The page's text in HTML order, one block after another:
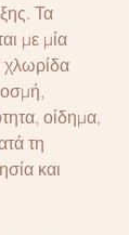
Τα
με μία
χλωρίδα
οσμή,
οίδημα,
τη
και